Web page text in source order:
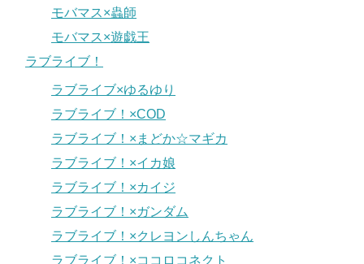
モバマス×蟲師
モバマス×遊戯王
ラブライブ！
ラブライブ×ゆるゆり
ラブライブ！×COD
ラブライブ！×まどか☆マギカ
ラブライブ！×イカ娘
ラブライブ！×カイジ
ラブライブ！×ガンダム
ラブライブ！×クレヨンしんちゃん
ラブライブ！×ココロコネクト